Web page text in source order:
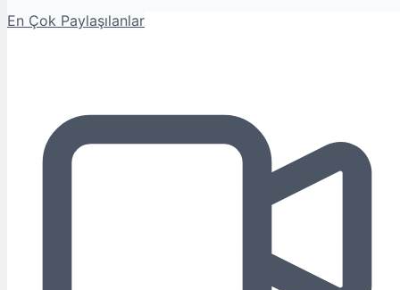
En Çok Paylaşılanlar